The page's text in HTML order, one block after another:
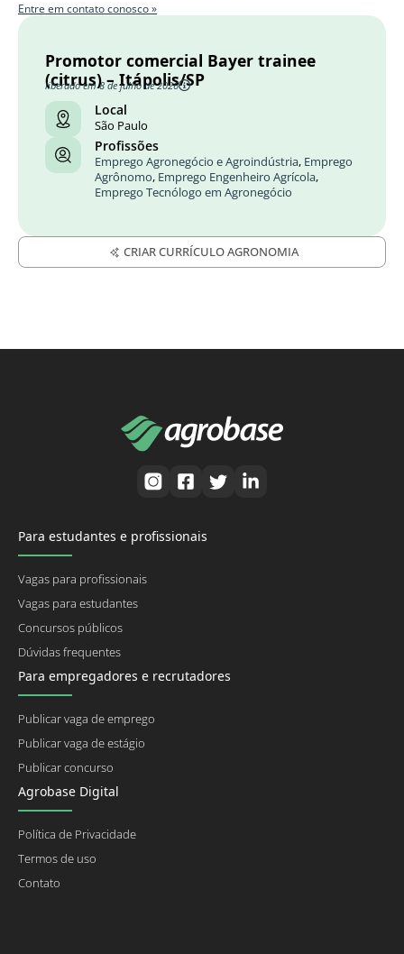
Entre em contato conosco »
Promotor comercial Bayer trainee
(citrus) – Itápolis/SP
liberado em 8 de julho de 2026
Local
São Paulo
Profissões
Emprego Agronegócio e Agroindústria, Emprego
Agrônomo, Emprego Engenheiro Agrícola,
Emprego Tecnólogo em Agronegócio
CRIAR CURRÍCULO AGRONOMIA
Para estudantes e profissionais
Vagas para profissionais
Vagas para estudantes
Concursos públicos
Dúvidas frequentes
Para empregadores e recrutadores
Publicar vaga de emprego
Publicar vaga de estágio
Publicar concurso
Agrobase Digital
Política de Privacidade
Termos de uso
Contato